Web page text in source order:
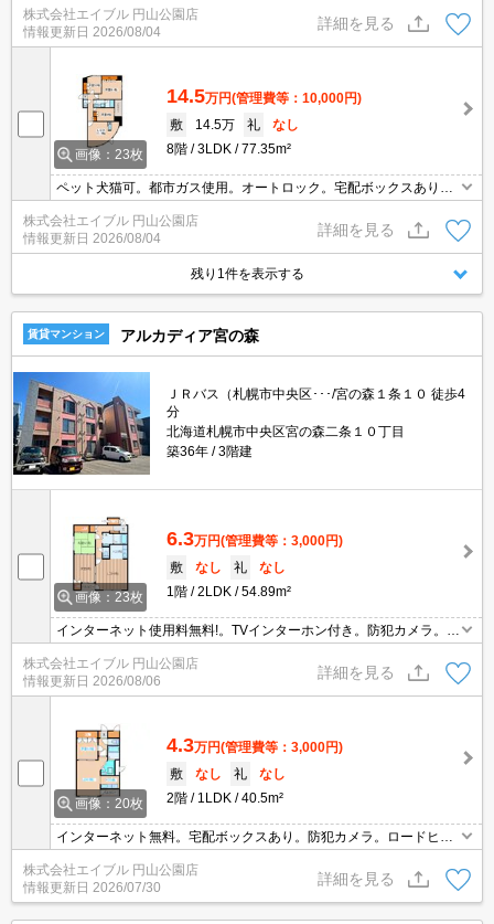
ヒーティング。トランクルームあり。システムキッチン。初期費用
カード払い可。
株式会社エイブル 円山公園店
情報更新日 2026/08/04
詳細を見る
画像：23枚
14.5万円(管理費等：10,000円)
敷
14.5万 礼
なし
8階
3LDK 77.35m²
ペット犬猫可。都市ガス使用。オートロック。宅配ボックスあり。
キッチン。トランクルームあり。BS受信可。初期費用クレジット払
い可能。
株式会社エイブル 円山公園店
情報更新日 2026/08/04
詳細を見る
残り1件を表示する
賃貸マンション アルカディア宮の森
ＪＲバス（札幌市中央区･･･/宮の森１条１０ 徒歩4
分
北海道札幌市中央区宮の森二条１０丁目
築36年
3階建
画像：23枚
6.3万円(管理費等：3,000円)
敷
なし 礼
なし
1階
2LDK 54.89m²
インターネット使用料無料!。TVインターホン付き。防犯カメラ。宅
シャワー付トイレ。バス・トイレ別。日当たり良好。初期費用カー
ド払い可。
株式会社エイブル 円山公園店
情報更新日 2026/08/06
詳細を見る
画像：20枚
4.3万円(管理費等：3,000円)
敷
なし 礼
なし
2階
1LDK 40.5m²
インターネット無料。宅配ボックスあり。防犯カメラ。ロードヒー
トイレ。バルコニー。ロードヒーティング。初期費用カード払い
可。
株式会社エイブル 円山公園店
情報更新日 2026/07/30
詳細を見る